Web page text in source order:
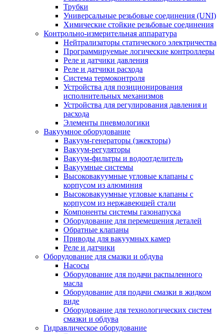
Трубки
Универсальные резьбовые соединения (UNI)
Химические стойкие резьбовые соединения
Контрольно-измерительная аппаратура
Нейтрализаторы статического электричества
Программируемые логические контроллеры
Реле и датчики давления
Реле и датчики расхода
Система термоконтроля
Устройства для позиционирования
исполнительных механизмов
Устройства для регулирования давления и
расхода
Элементы пневмологики
Вакуумное оборудование
Вакуум-генераторы (эжекторы)
Вакуум-регуляторы
Вакуум-фильтры и водоотделитель
Вакуумные системы
Высоковакуумные угловые клапаны с
корпусом из алюминия
Высоковакуумные угловые клапаны с
корпусом из нержавеющей стали
Компоненты системы газонапуска
Оборудование для перемещения деталей
Обратные клапаны
Приводы для вакуумных камер
Реле и датчики
Оборудование для смазки и обдува
Насосы
Оборудование для подачи распыленного
масла
Оборудование для подачи смазки в жидком
виде
Оборудование для технологических систем
смазки и обдува
Гидравлическое оборудование